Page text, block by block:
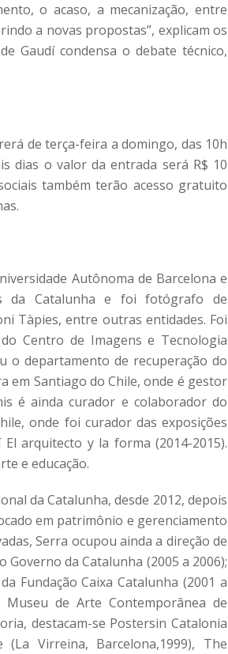
o acaso, a mecanização, entre
a novas propostas”, explicam os
Gaudí condensa o debate técnico,
de terça-feira a domingo, das 10h
dias o valor da entrada será R$ 10
também terão acesso gratuito
Autônoma de Barcelona e
da Catalunha e foi fotógrafo de
Tàpies, entre outras entidades. Foi
Centro de Imagens e Tecnologia
o departamento de recuperação do
em Santiago do Chile, onde é gestor
é ainda curador e colaborador do
onde foi curador das exposições
arquitecto y la forma (2014-2015).
e educação.
da Catalunha, desde 2012, depois
em patrimônio e gerenciamento
Serra ocupou ainda a direção de
da Catalunha (2005 a 2006);
Fundação Caixa Catalunha (2001 a
de Arte Contemporânea de
destacam-se Postersin Catalonia
Virreina, Barcelona,1999), The